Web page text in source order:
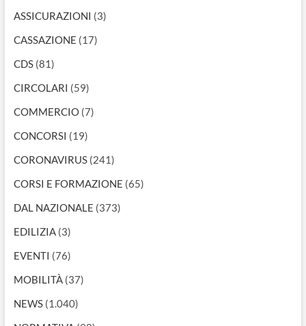
ASSICURAZIONI (3)
CASSAZIONE (17)
CDS(81)
CIRCOLARI (59)
COMMERCIO(7)
CONCORSI (19)
CORONAVIRUS(241)
CORSI E FORMAZIONE (65)
DAL NAZIONALE (373)
EDILIZIA(3)
EVENTI (76)
MOBILITÀ(37)
NEWS(1.040)